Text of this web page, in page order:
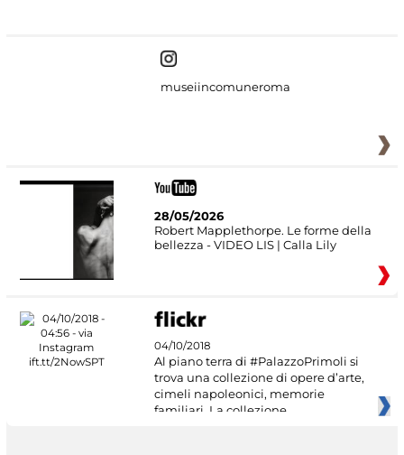
museiincomuneroma
28/05/2026
Robert Mapplethorpe. Le forme della
bellezza - VIDEO LIS | Calla Lily
04/10/2018
Al piano terra di #PalazzoPrimoli si
trova una collezione di opere d’arte,
cimeli napoleonici, memorie
familiari. La collezione